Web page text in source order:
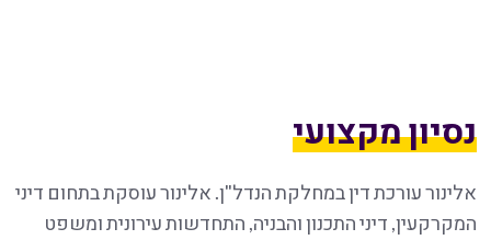
נסיון מקצועי
אלינור עורכת דין במחלקת הנדל"ן. אלינור עוסקת בתחום דיני
המקרקעין, דיני התכנון והבניה, התחדשות עירונית ומשפט